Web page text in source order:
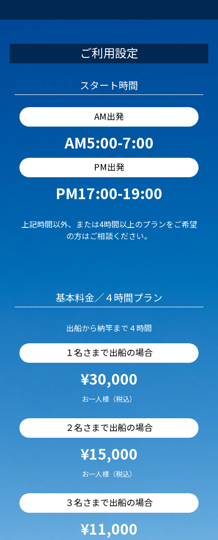
ご利用設定
スタート時間
AM出発
AM5:00-7:00
PM出発
PM17:00-19:00
上記時間以外、または4時間以上のプランをご希望
の方はご相談ください。
基本料金／４時間プラン
出船から納竿まで４時間
１名さまで出船の場合
¥30,000
お一人様（税込）
２名さまで出船の場合
¥15,000
お一人様（税込）
３名さまで出船の場合
¥11,000